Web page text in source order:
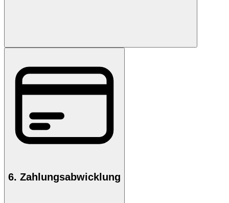
6. Zahlungsabwicklung